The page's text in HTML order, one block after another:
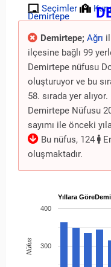
Seçimler
Demirtepe
Demirtepe; Ağrı
ilçesine bağlı 99
Demirtepe nüfusu
oluşturuyor ve bu
58. sırada yer alıyor.
Demirtepe Nüfusu
sayımı ile önceki
Bu nüfus, 124
oluşmaktadır.
Yıllara
300
400
Nüfus